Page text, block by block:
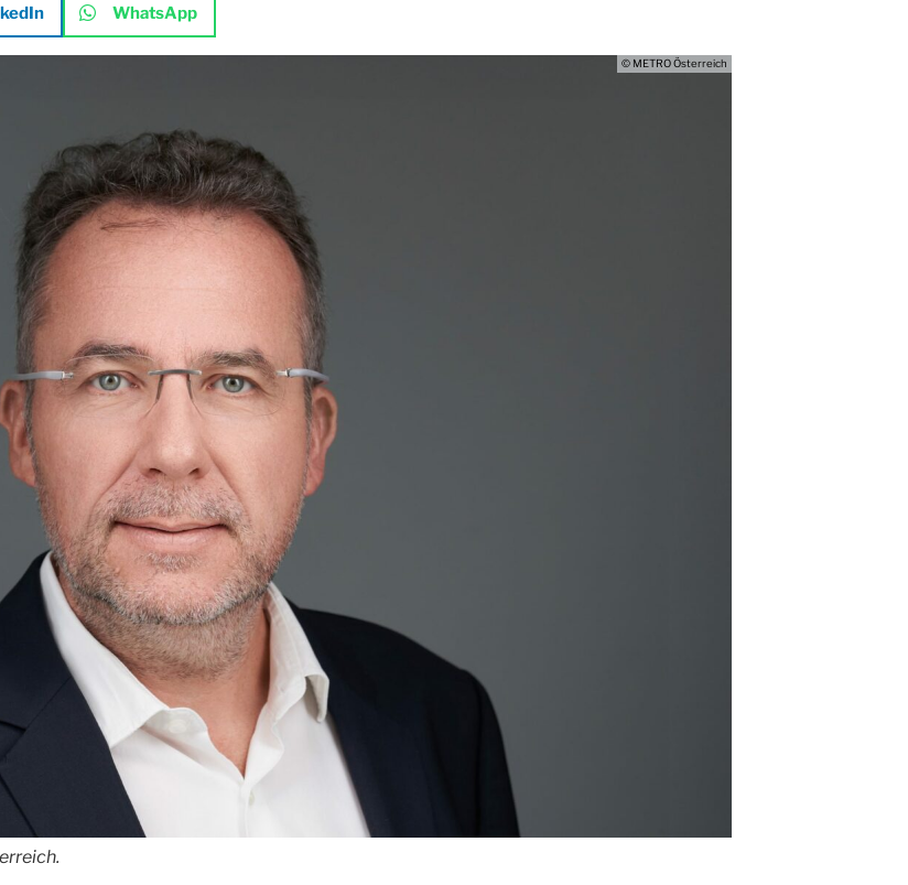
WhatsApp
© METRO Österreich